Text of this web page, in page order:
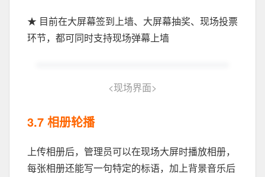
★ 目前在大屏幕签到上墙、大屏幕抽奖、现场投票
环节，都可同时支持现场弹幕上墙
<现场界面>
3.7 相册轮播
上传相册后，管理员可以在现场大屏时播放相册，
每张相册还能写一句特定的标语，加上背景音乐后